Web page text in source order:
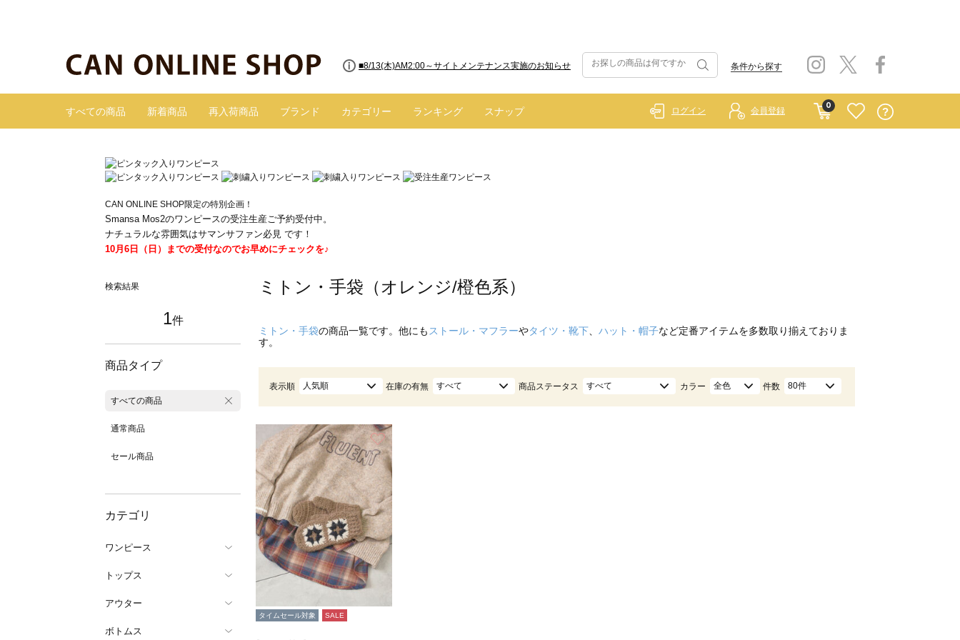
■8/13(木)AM2:00～サイトメンテナンス実施のお知らせ 条件から探す
すべての商品 新着商品 再入荷商品 ブランド カテゴリー ランキング スナップ
0
ログイン 会員登録
CAN ONLINE SHOP限定の特別企画！
Smansa Mos2のワンピースの受注生産ご予約受付中。
ナチュラルな雰囲気はサマンサファン必見 です！
10月6日（日）までの受付なのでお早めにチェックを♪
検索結果
1件
商品タイプ
すべての商品
通常商品
セール商品
カテゴリ
ワンピース
トップス
アウター
ボトムス
ミトン・手袋（オレンジ/橙色系）
ミトン・手袋の商品一覧です。他にも ストール・マフラーやタイツ・靴下 ハット・帽子など定番アイテムを多数取り揃えておりま
す。
表示順 人気順 在庫の有無 すべて 商品ステータス すべて カラー 全色 件数 80件
お気に入り
タイムセール対象 SALE